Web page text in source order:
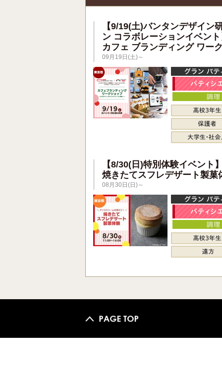
【9/19(土)バンタンデザイン
ン コラボレーションイベン
カフェ ブランディング ワー
09月19日(土)～
【8/30(日)特別体験イベント
焼きたてスフレデザート製菓
08月30日(日)～